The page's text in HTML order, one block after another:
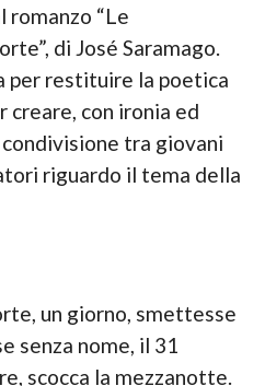
romanzo “Le
di José Saramago.
per restituire la poetica
creare, con ironia ed
tra giovani
riguardo il tema della
un giorno, smettesse
senza nome, il 31
scocca la mezzanotte.